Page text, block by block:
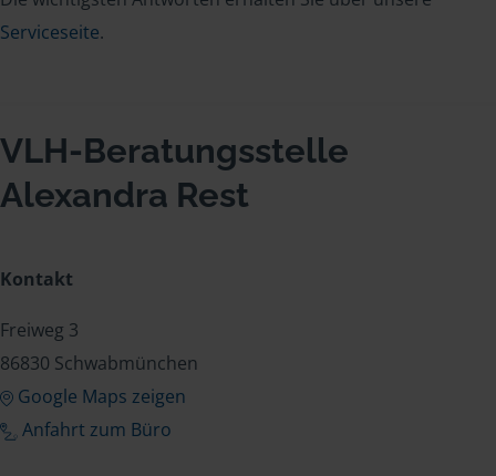
Serviceseite.
VLH-Beratungsstelle
Alexandra Rest
Kontakt
Freiweg 3
86830 Schwabmünchen
Google Maps zeigen
Anfahrt zum Büro